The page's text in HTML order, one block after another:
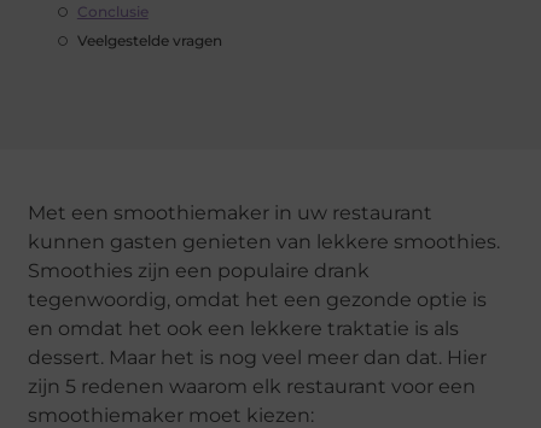
Conclusie
Veelgestelde vragen
Met een smoothiemaker in uw restaurant
kunnen gasten genieten van lekkere smoothies.
Smoothies zijn een populaire drank
tegenwoordig, omdat het een gezonde optie is
en omdat het ook een lekkere traktatie is als
dessert. Maar het is nog veel meer dan dat. Hier
zijn 5 redenen waarom elk restaurant voor een
smoothiemaker moet kiezen: